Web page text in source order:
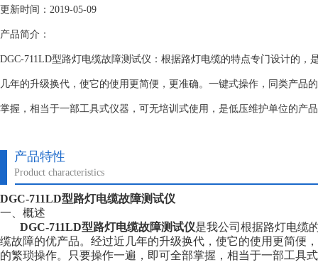
更新时间：2019-05-09
产品简介：
DGC-711LD型路灯电缆故障测试仪：根据路灯电缆的特点专门设计的，
几年的升级换代，使它的使用更简便，更准确。一键式操作，同类产品
掌握，相当于一部工具式仪器，可无培训式使用，是低压维护单位的产
产品特性
Product characteristics
DGC-711LD型路灯电缆故障测试仪
一、概述
DGC-711LD型路灯电缆故障测试仪是我公司根据路灯电缆
缆故障的优产品。经过近几年的升级换代，使它的使用更简便
的繁琐操作。只要操作一遍，即可全部掌握，相当于一部工具